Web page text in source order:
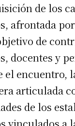
de los
afrontada
de
docentes y
el encuentro,
articulada
de los